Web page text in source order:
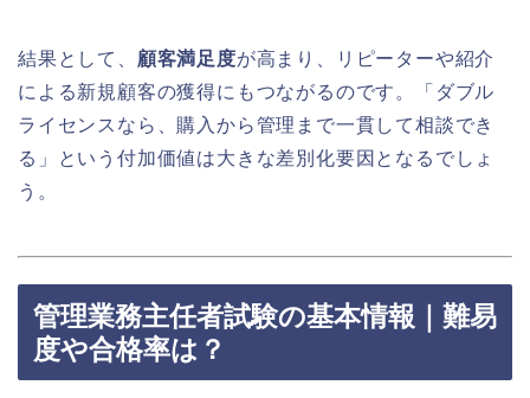
結果として、 顧客満足度が高まり、リピーターや紹介
による新規顧客の獲得にもつながるのです。「ダブル
ライセンスなら、購入から管理まで一貫して相談でき
る」という付加価値は大きな差別化要因となるでしょ
う。
管理業務主任者試験の基本情報｜難易
度や合格率は？